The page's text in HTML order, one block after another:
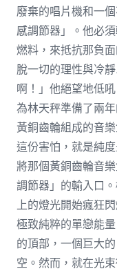
廢棄的唱片機和一
感調節器」。他必
燃料，來抵抗那負
脫一切的理性與冷
啊！」他絕望地低
為林天秤準備了兩
黃銅齒輪組成的音
這份害怕，就是純
將那個黃銅齒輪音
調節器」的輸入口
上的燈光開始瘋狂
極致純粹的單戀能
的頂部，一個巨大
空。然而，就在光